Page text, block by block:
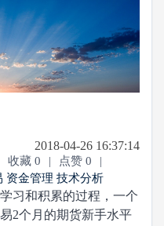
2018-04-26 16:37:14
收藏 0 | 点赞 0
|
资金管理 技术分析
和积累的过程，一个
2个月的期货新手水平